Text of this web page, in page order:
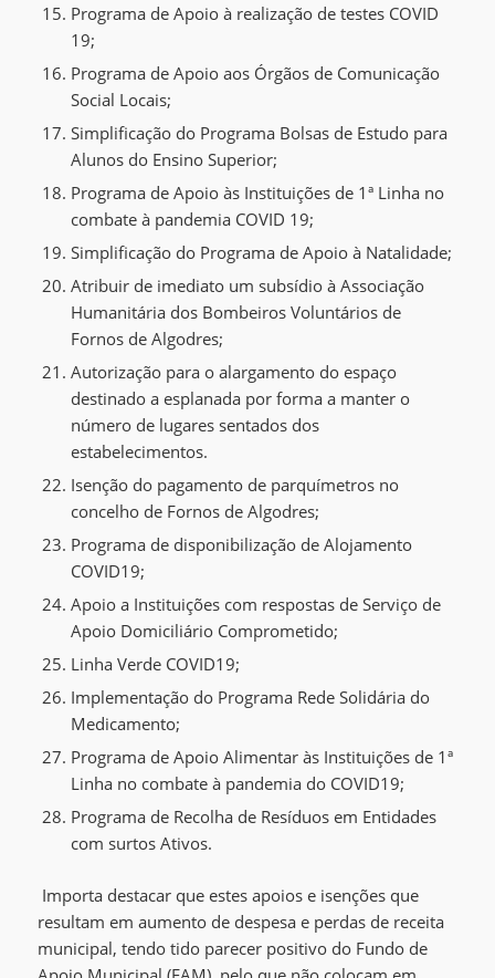
Programa de Apoio à realização de testes COVID
19;
Programa de Apoio aos Órgãos de Comunicação
Social Locais;
Simplificação do Programa Bolsas de Estudo para
Alunos do Ensino Superior;
Programa de Apoio às Instituições de 1ª Linha no
combate à pandemia COVID 19;
Simplificação do Programa de Apoio à Natalidade;
Atribuir de imediato um subsídio à Associação
Humanitária dos Bombeiros Voluntários de
Fornos de Algodres;
Autorização para o alargamento do espaço
destinado a esplanada por forma a manter o
número de lugares sentados dos
estabelecimentos.
Isenção do pagamento de parquímetros no
concelho de Fornos de Algodres;
Programa de disponibilização de Alojamento
COVID19;
Apoio a Instituições com respostas de Serviço de
Apoio Domiciliário Comprometido;
Linha Verde COVID19;
Implementação do Programa Rede Solidária do
Medicamento;
Programa de Apoio Alimentar às Instituições de 1ª
Linha no combate à pandemia do COVID19;
Programa de Recolha de Resíduos em Entidades
com surtos Ativos.
Importa destacar que estes apoios e isenções que
resultam em aumento de despesa eperdas de receita
municipal, tendo tido parecer positivo do Fundo de